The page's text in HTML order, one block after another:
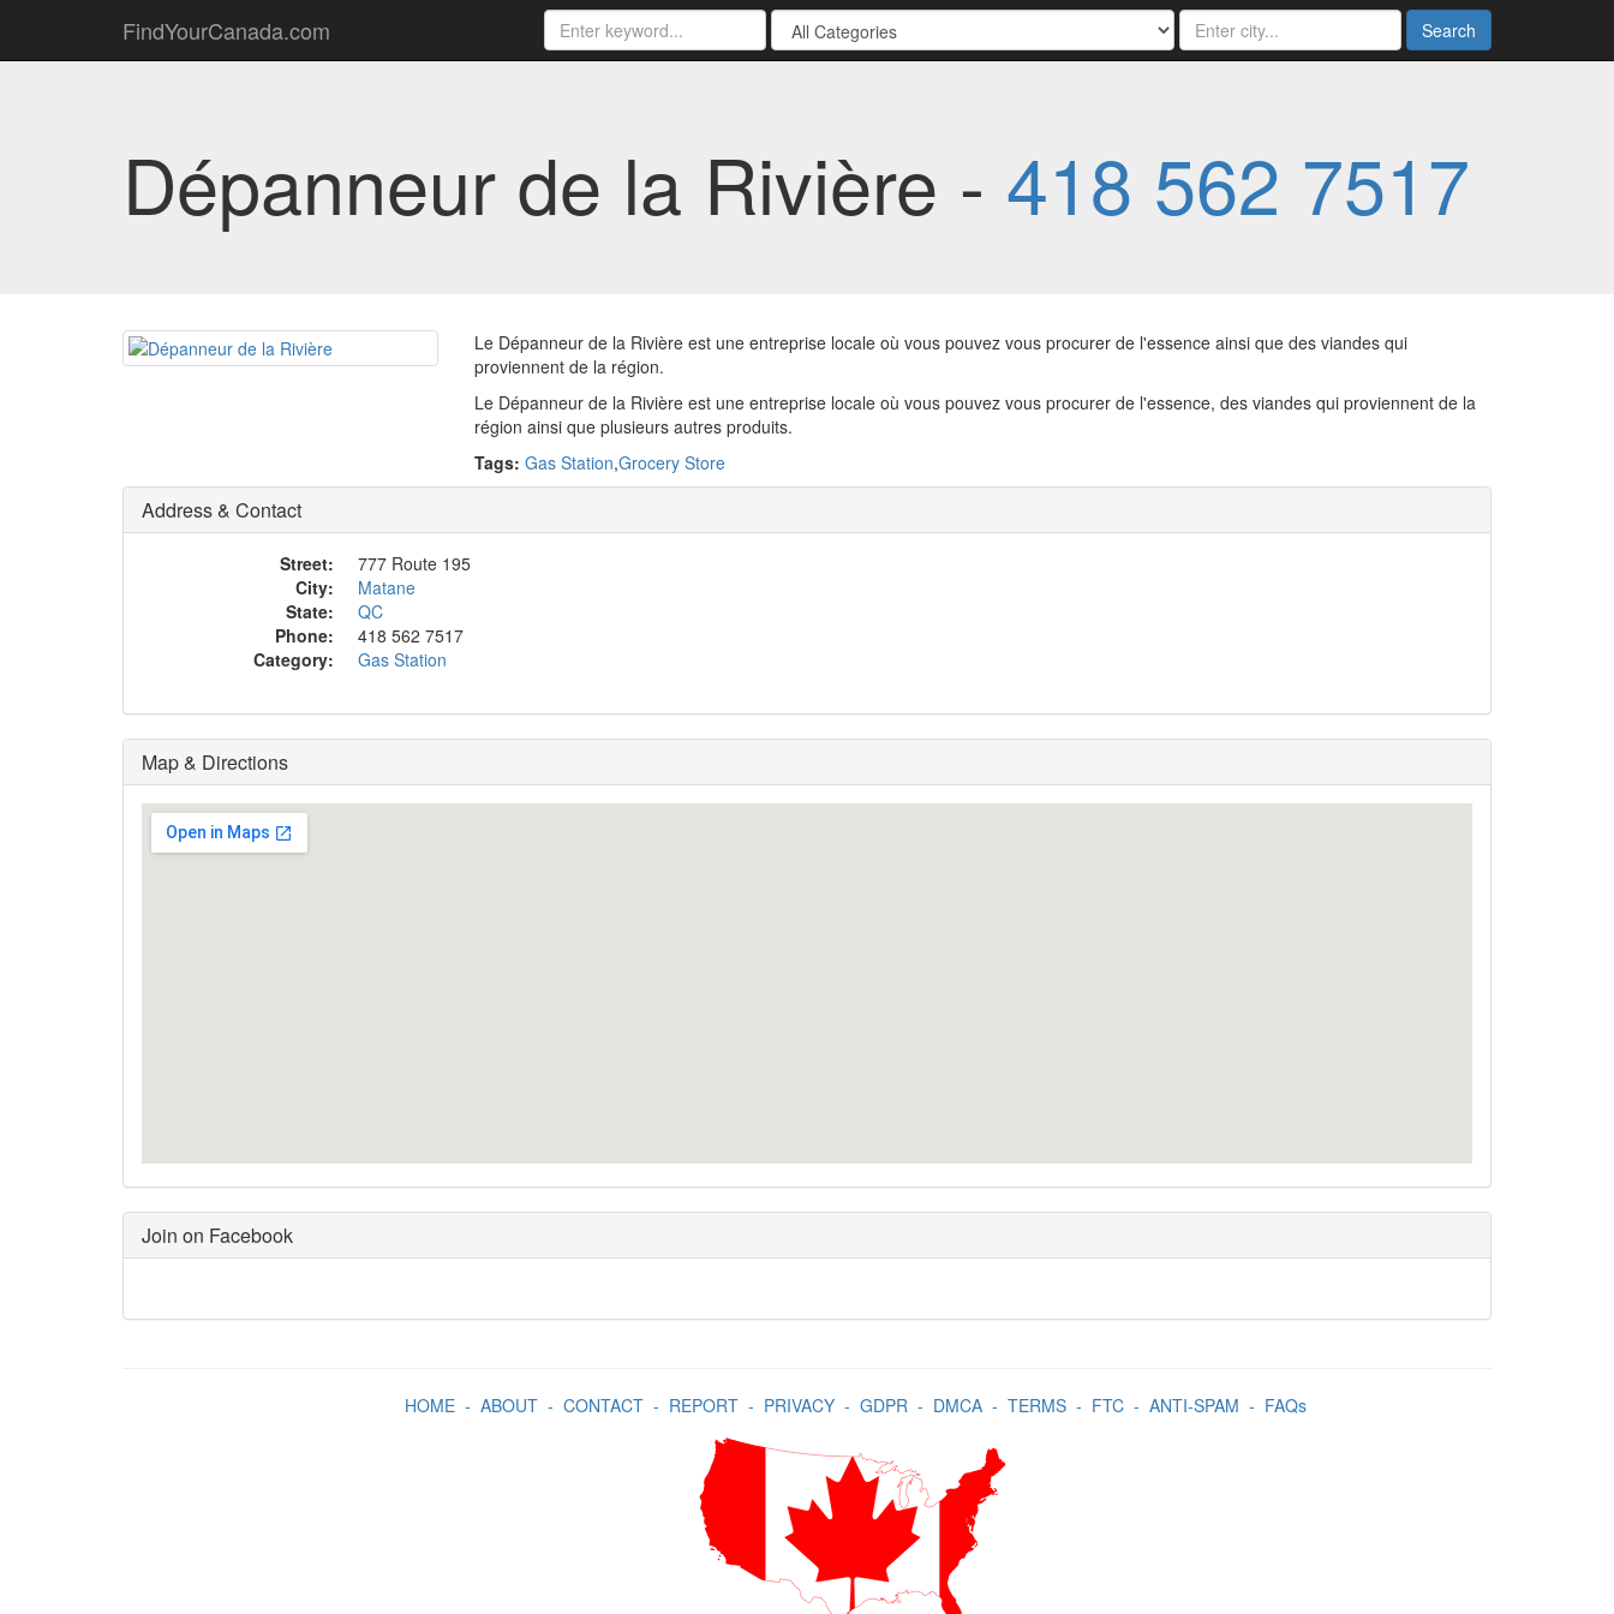
FindYourCanada.com Search
Dépanneur de la Rivière - 418 562 7517
Le Dépanneur de la Rivière est une entreprise locale où vous pouvez vous procurer de l'essence ainsi que des viandes qui
proviennent de la région.
Le Dépanneur de la Rivière est une entreprise locale où vous pouvez vous procurer de l'essence, des viandes qui proviennent de la
région ainsi que plusieurs autres produits.
Tags: Gas Station,Grocery Store
Address & Contact
Street:
777 Route 195
City:
Matane
State:
QC
Phone:
418 562 7517
Category:
Gas Station
Map & Directions
Join on Facebook
HOME- ABOUT- CONTACT- REPORT- PRIVACY- GDPR- DMCA- TERMS- FTC- ANTI-SPAM - FAQs